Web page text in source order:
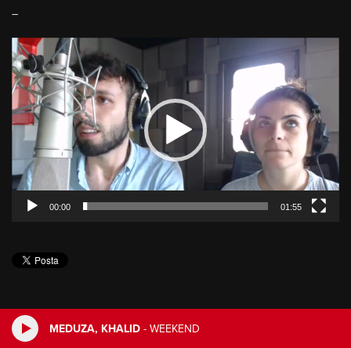
MEDUZA, KHALID - WEEKEND
–
Video
Player
00:00 01:55